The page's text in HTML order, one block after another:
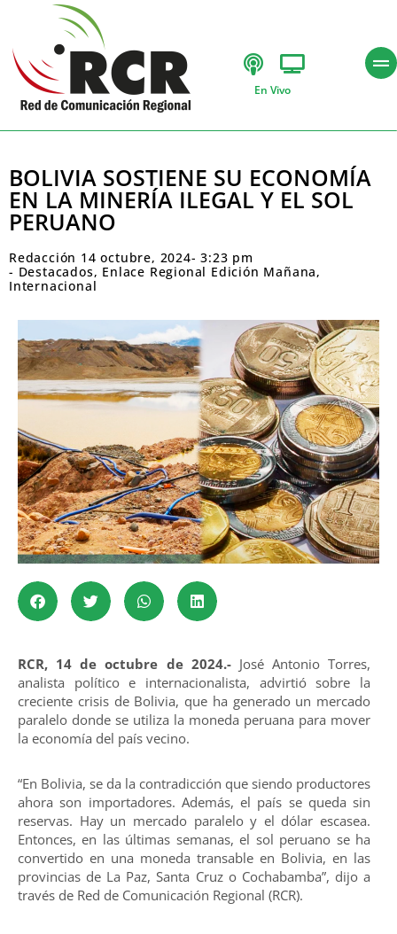
En Vivo
BOLIVIA SOSTIENE SU ECONOMÍA
EN LA MINERÍA ILEGAL Y EL SOL
PERUANO
Redacción 14 octubre, 2024- 3:23 pm
- Destacados, Enlace Regional Edición Mañana,
Internacional
RCR, 14 de octubre de 2024.-José Antonio Torres,
analista político e internacionalista, advirtió sobre la
creciente crisis de Bolivia, que ha generado un mercado
paralelo donde se utiliza la moneda peruana para mover
la economía del país vecino.
“En Bolivia, se da la contradicción que siendo productores
ahora son importadores. Además, el país se queda sin
reservas. Hay un mercado paralelo y el dólar escasea.
Entonces, en las últimas semanas, el sol peruano se ha
convertido en una moneda transable en Bolivia, en las
provincias de La Paz, Santa Cruz o Cochabamba”, dijo a
través de Red de Comunicación Regional (RCR).